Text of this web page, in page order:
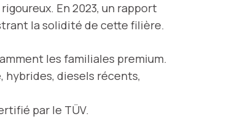
En 2023, un rapport
la solidité de cette filière.
les familiales premium.
hybrides, diesels récents,
par le TÜV.